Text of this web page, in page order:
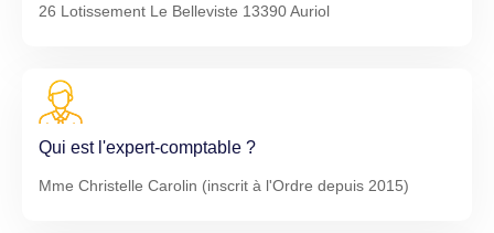
26 Lotissement Le Belleviste 13390 Auriol
Qui est l'expert-comptable ?
Mme Christelle Carolin (inscrit à l'Ordre depuis 2015)